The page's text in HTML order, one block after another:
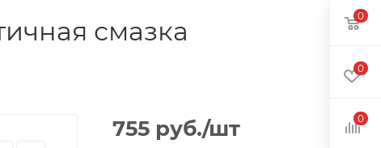
смазка
755 руб./шт
0
0
0